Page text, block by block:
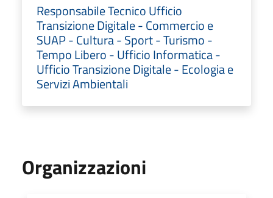
Responsabile Tecnico Ufficio
Transizione Digitale - Commercio e
SUAP - Cultura - Sport - Turismo -
Tempo Libero - Ufficio Informatica -
Ufficio Transizione Digitale - Ecologia e
Servizi Ambientali
Organizzazioni